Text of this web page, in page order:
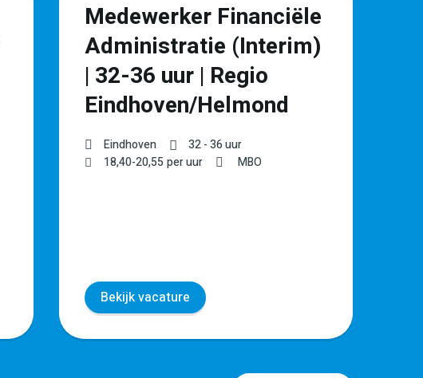
Medewerker Financiële
Administratie (Interim)
| 32-36 uur | Regio
Eindhoven/Helmond
Eindhoven
32 - 36 uur
18,40-20,55per uur MBO
Bekijk vacature